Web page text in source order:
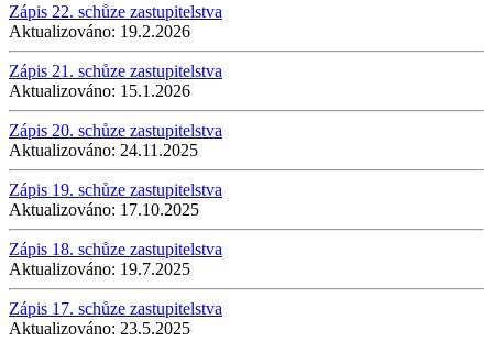
Zápis 22. schůze zastupitelstva
Aktualizováno: 19.2.2026
Zápis 21. schůze zastupitelstva
Aktualizováno: 15.1.2026
Zápis 20. schůze zastupitelstva
Aktualizováno: 24.11.2025
Zápis 19. schůze zastupitelstva
Aktualizováno: 17.10.2025
Zápis 18. schůze zastupitelstva
Aktualizováno: 19.7.2025
Zápis 17. schůze zastupitelstva
Aktualizováno: 23.5.2025